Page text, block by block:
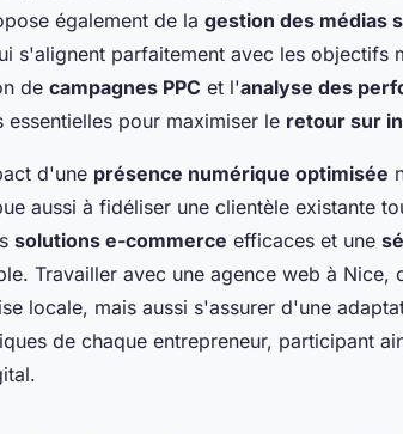
également de la gestion des médias
s'alignent parfaitement avec les objectifs
de campagnes PPC et l'analyse des
essentielles pour maximiser le retour sur
d'une présence numérique optimisée
aussi à fidéliser une clientèle existante
solutions e-commerce efficaces et une
Travailler avec une agence web à Nice,
locale, mais aussi s'assurer d'une
de chaque entrepreneur, participant